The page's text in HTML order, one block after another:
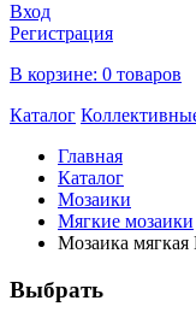
Вход
Регистрация
В корзине: 0 товаров
Каталог
Главная
Каталог
Мозаики
Мягкие мозаики
Мозаика мягкая
Выбрать